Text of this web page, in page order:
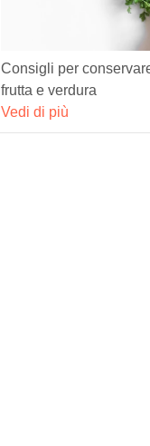
Consigli per
frutta e verdura
Vedi di più